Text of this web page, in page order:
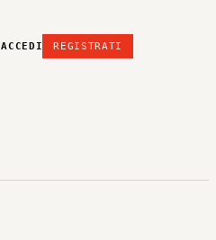
ACCEDI REGISTRATI